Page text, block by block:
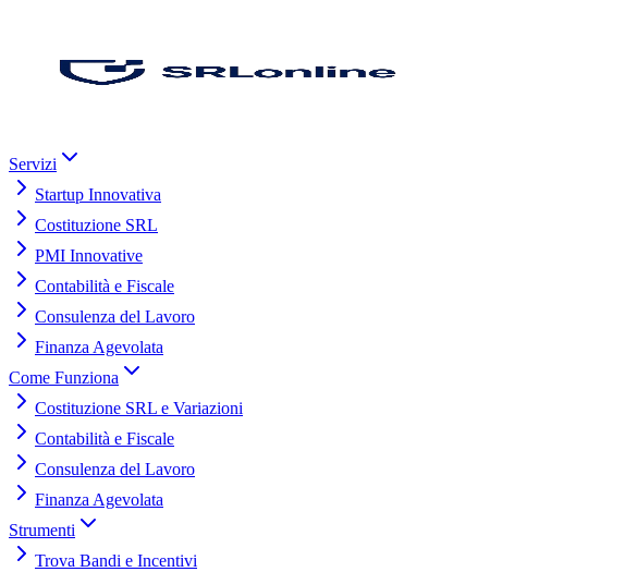
Servizi
Startup Innovativa
Costituzione SRL
PMI Innovative
Contabilità e Fiscale
Consulenza del Lavoro
Finanza Agevolata
Come Funziona
Costituzione SRL e Variazioni
Contabilità e Fiscale
Consulenza del Lavoro
Finanza Agevolata
Strumenti
Trova Bandi e Incentivi